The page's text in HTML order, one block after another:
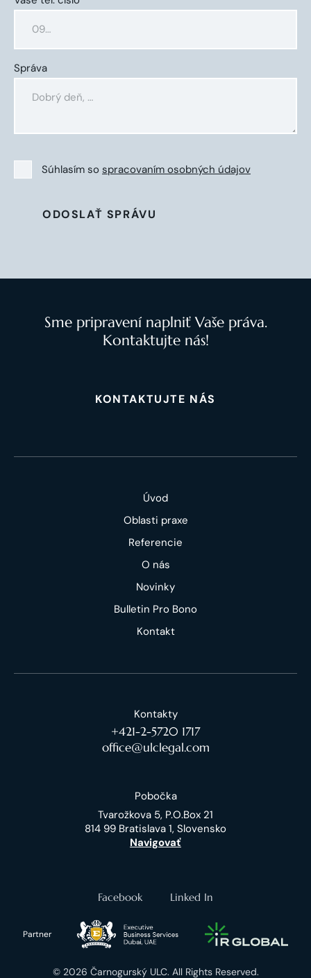
Správa
Súhlasím so spracovaním osobných údajov
ODOSLAŤ SPRÁVU
Sme pripravení naplniť Vaše práva.
Kontaktujte nás!
KONTAKTUJTE NÁS
Úvod
Oblasti praxe
Referencie
O nás
Novinky
Bulletin Pro Bono
Kontakt
Kontakty
+421-2-5720 1717
office@ulclegal.com
Pobočka
Tvarožkova 5, P.O.Box 21
814 99 Bratislava 1, Slovensko
Navigovať
Facebook Linked In
Partner
© 2026 Čarnogurský ULC. All Rights Reserved.